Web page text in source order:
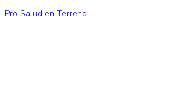
Pro Salud en Terreno